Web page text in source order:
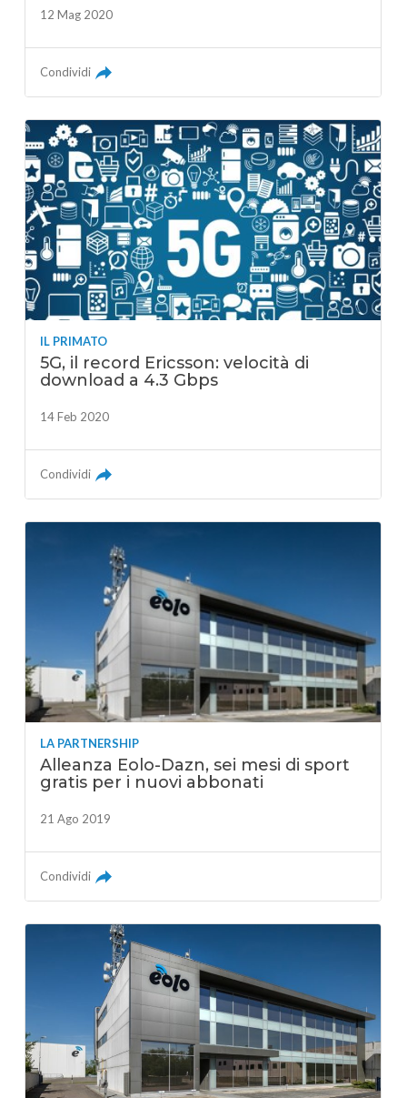
12 Mag 2020
Condividi
IL PRIMATO
5G, il record Ericsson: velocità di
download a 4.3 Gbps
14 Feb 2020
Condividi
LA PARTNERSHIP
Alleanza Eolo-Dazn, sei mesi di sport
gratis per i nuovi abbonati
21 Ago 2019
Condividi